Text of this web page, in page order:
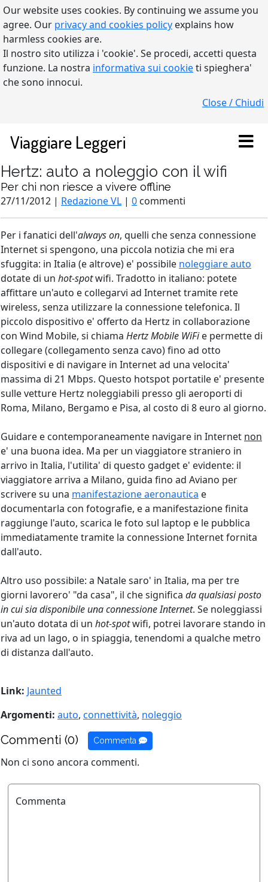
Our website uses cookies. By continuing we assume you
agree. Our privacy and cookies policy explains how
harmless cookies are.
Il nostro sito utilizza i 'cookie'. Se procedi, accetti questa
funzione. La nostra informativa sui cookieti spieghera'
che sono innocui.
Close / Chiudi
Viaggiare Leggeri
Hertz: auto a noleggio con il wifi
Per chi non riesce a vivere offline
27/11/2012 | Redazione VL | 0 commenti
Per i fanatici dell'always on, quelli che senza connessione
Internet si spengono, una piccola notizia che mi era
sfuggita: in Italia (e altrove) e' possibile noleggiare auto
dotate di un hot-spotwifi. Tradotto in italiano: potete
affittare un'auto e collegarvi ad Internet tramite rete
wireless, senza utilizzare la connessione telefonica. Il
piccolo dispositivo e' offerto da Hertz in collaborazione
con Wind Mobile, si chiama Hertz Mobile WiFie permette di
collegare (collegamento senza cavo) fino ad otto
dispositivi e di navigare in Internet ad una velocita'
massima di 21 Mbps. Questo hotspot portatile e' presente
sulle vetture Hertz noleggiabili presso gli aeroporti di
Roma, Milano, Bergamo e Pisa, al costo di 8 euro al giorno.
Guidare e contemporaneamente navigare in Internet non
e' una buona idea. Ma per un viaggiatore straniero in
arrivo in Italia, l'utilita' di questo gadget e' evidente: il
viaggiatore arriva a Milano, guida fino ad Aviano per
scrivere su una manifestazione aeronautica e
documentarla con fotografie, e a manifestazione finita
raggiunge l'auto, scarica le foto sul laptop e le pubblica
immediatamente tramite la connessione Internet fornita
dall'auto.
Altro uso possibile: a Natale saro' in Italia, ma per tre
giorni lavorero' "da casa", il che significa da qualsiasi posto
in cui sia disponibile una connessione Internet. Se noleggiassi
un'auto dotata di un hot-spotwifi, potrei lavorare stando in
riva ad un lago, o in spiaggia, tenendomi a qualche metro
di distanza dall'auto.
Link: Jaunted
Argomenti: auto, connettività, noleggio
Commenti (0) Commenta
Non ci sono ancora commenti.
Commenta